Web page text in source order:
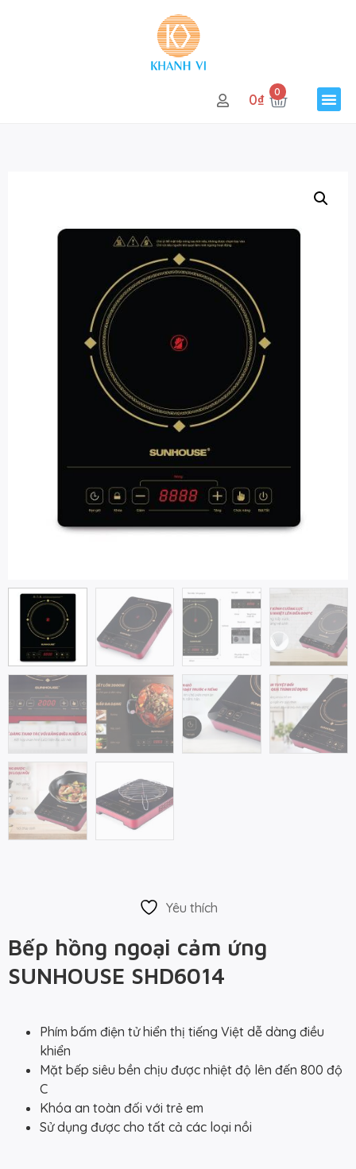
0₫ 0
Yêu thích
Bếp hồng ngoại cảm ứng
SUNHOUSE SHD6014
Phím bấm điện tử hiển thị tiếng Việt dễ dàng điều
khiển
Mặt bếp siêu bền chịu được nhiệt độ lên đến 800 độ
C
Khóa an toàn đối với trẻ em
Sử dụng được cho tất cả các loại nồi